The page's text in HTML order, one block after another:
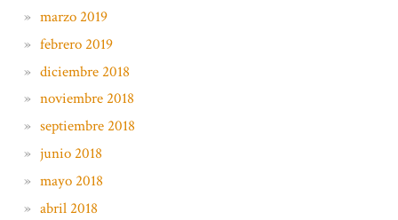
marzo 2019
febrero 2019
diciembre 2018
noviembre 2018
septiembre 2018
junio 2018
mayo 2018
abril 2018